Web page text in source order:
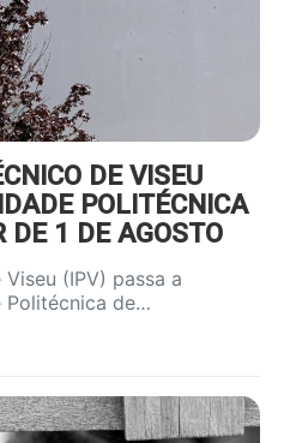
DE VISEU
POLITÉCNICA
DE 1 DE AGOSTO
(IPV) passa a
Politécnica de…
wp-